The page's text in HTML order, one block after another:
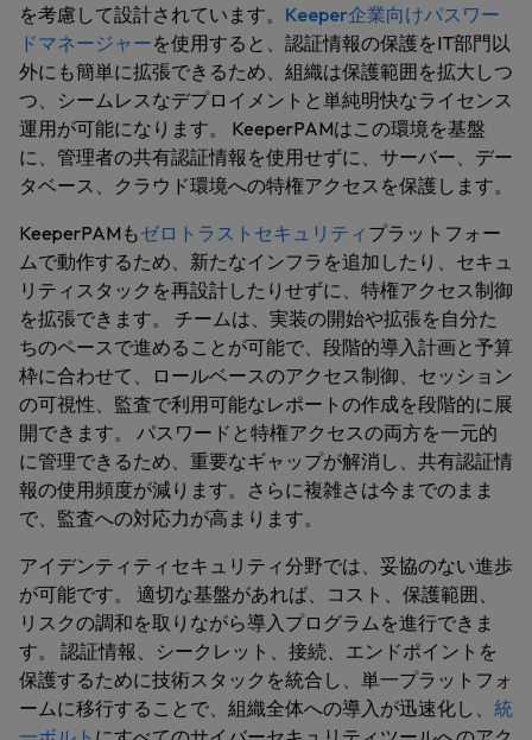
を考慮して設計されています。 Keeper企業向けパスワー
ドマネージャーを使用すると、認証情報の保護をIT部門以
外にも簡単に拡張できるため、組織は保護範囲を拡大しつ
つ、シームレスなデプロイメントと単純明快なライセンス
運用が可能になります。 KeeperPAMはこの環境を基盤
に、管理者の共有認証情報を使用せずに、サーバー、デー
タベース、クラウド環境への特権アクセスを保護します。
KeeperPAMもゼロトラストセキュリティ プラットフォー
ムで動作するため、新たなインフラを追加したり、 セキュ
リティスタックを再設計したりせずに、特権アクセス制御
を拡張できます。 チームは、実装の開始や拡張を自分た
ちのペースで進めることが可能で、段階的導入計画と予算
枠に合わせて、ロールベースのアクセス制御、セッション
の可視性、監査で利用可能なレポートの作成を段階的に展
開できます。 パスワードと特権アクセスの両方を一元的
に管理できるため、重要なギャップが解消し、共有認証情
報の使用頻度が減ります。さらに複雑さは今までのまま
で、監査への対応力が高まります。
アイデンティティセキュリティ分野では、妥協のない進歩
が可能です。 適切な基盤があれば、コスト、保護範囲、
リスクの調和を取りながら導入プログラムを進行できま
す。 認証情報、シークレット、接続、エンドポイントを
保護するために技術スタックを統合し、単一プラットフォ
ームに移行することで、組織全体への導入が迅速化し、 統